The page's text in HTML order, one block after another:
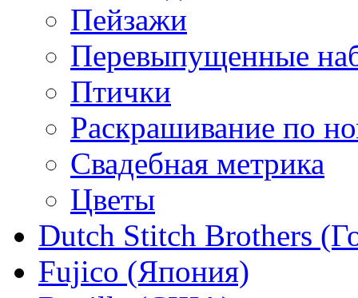
Пейзажи
Перевыпущенные
Птички
Раскрашивание по
Свадебная метрика
Цветы
Dutch Stitch Brothers
Fujico (Япония)